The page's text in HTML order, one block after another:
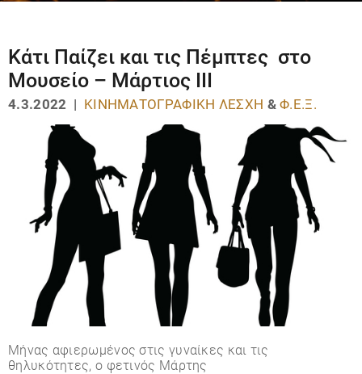
Κάτι Παίζει και τις Πέμπτες στο
Μουσείο – Μάρτιος III
4.3.2022 | ΚΙΝΗΜΑΤΟΓΡΑΦΙΚΉ ΛΈΣΧΗ &Φ.Ε.Ξ.
Μήνας αφιερωμένος στις γυναίκες και τις
θηλυκότητες, ο φετινός Μάρτης